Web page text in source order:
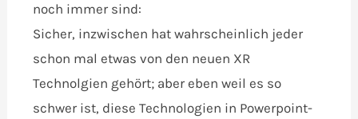
noch immer sind:
Sicher, inzwischen hat wahrscheinlich jeder
schon mal etwas von den neuen XR
Technolgien gehört; aber eben weil es so
schwer ist, diese Technologien in Powerpoint-